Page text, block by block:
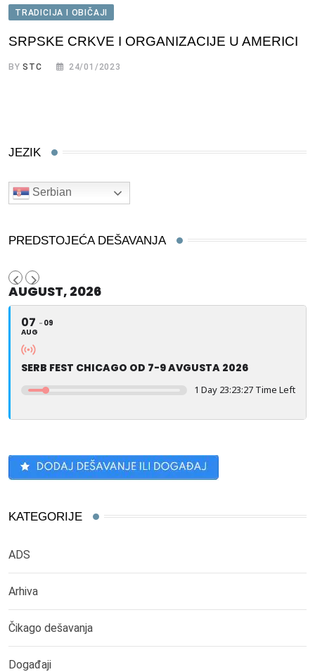
TRADICIJA I OBIČAJI
SRPSKE CRKVE I ORGANIZACIJE U AMERICI
BYSTC 24/01/2023
JEZIK
Serbian
PREDSTOJEĆA DEŠAVANJA
AUGUST, 2026
07
AUG
09
SERB FEST CHICAGO OD 7-9 AVGUSTA 2026
1 Day 23:23:27 Time Left
KATEGORIJE
ADS
Arhiva
Čikago dešavanja
Događaji